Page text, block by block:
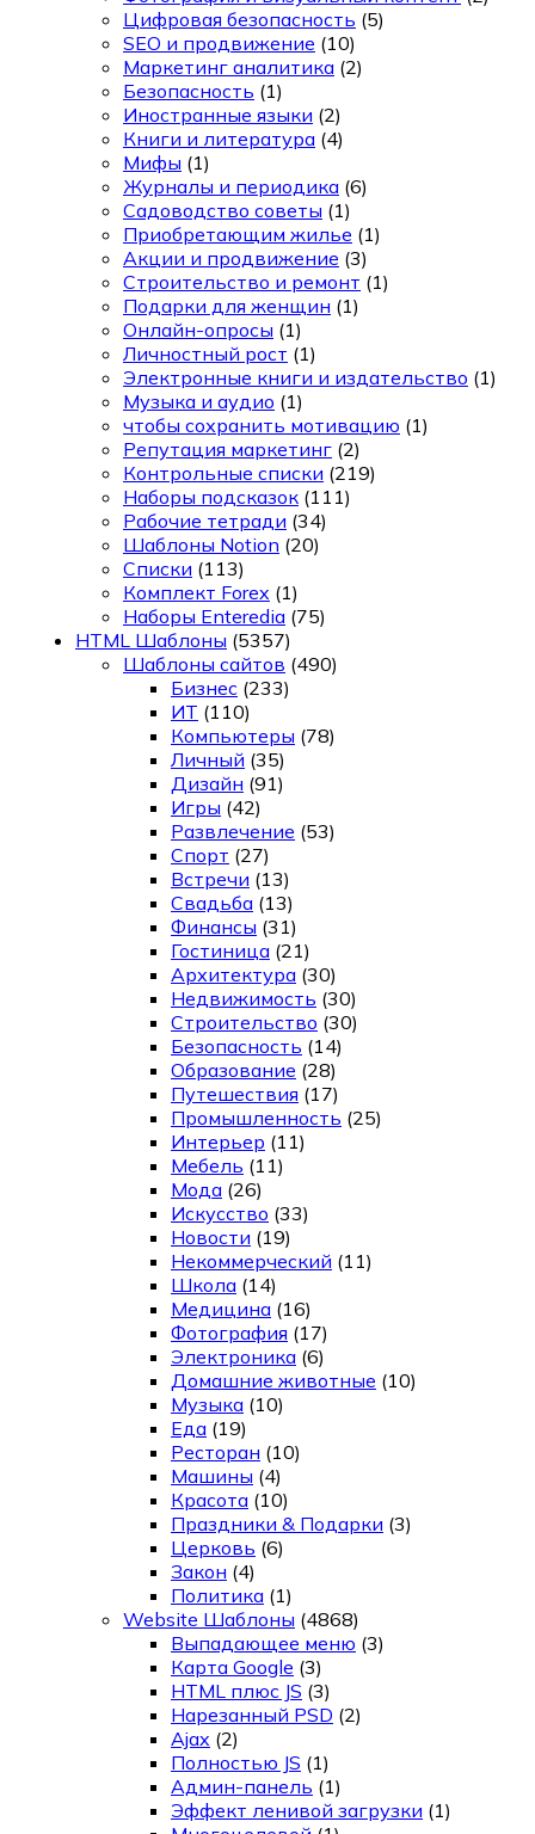
Цифровая безопасность (5)
SEO и продвижение (10)
Маркетинг аналитика (2)
Безопасность (1)
Иностранные языки (2)
Книги и литература (4)
Мифы (1)
Журналы и периодика (6)
Садоводство советы (1)
Приобретающим жилье (1)
Акции и продвижение (3)
Строительство и ремонт (1)
Подарки для женщин (1)
Онлайн-опросы (1)
Личностный рост (1)
Электронные книги и издательство (1)
Музыка и аудио (1)
чтобы сохранить мотивацию (1)
Репутация маркетинг (2)
Контрольные списки (219)
Наборы подсказок (111)
Рабочие тетради (34)
Шаблоны Notion (20)
Списки (113)
Комплект Forex (1)
Наборы Enteredia (75)
HTML Шаблоны (5357)
Шаблоны сайтов (490)
Бизнес (233)
ИТ (110)
Компьютеры (78)
Личный (35)
Дизайн (91)
Игры (42)
Развлечение (53)
Спорт (27)
Встречи (13)
Свадьба (13)
Финансы (31)
Гостиница (21)
Архитектура (30)
Недвижимость (30)
Строительство (30)
Безопасность (14)
Образование (28)
Путешествия (17)
Промышленность (25)
Интерьер (11)
Мебель (11)
Мода (26)
Искусство (33)
Новости (19)
Некоммерческий (11)
Школа (14)
Медицина (16)
Фотография (17)
Электроника (6)
Домашние животные (10)
Музыка (10)
Еда (19)
Ресторан (10)
Машины (4)
Красота (10)
Праздники & Подарки (3)
Церковь (6)
Закон (4)
Политика (1)
Website Шаблоны (4868)
Выпадающее меню (3)
Карта Google (3)
HTML плюс JS (3)
Нарезанный PSD (2)
Ajax (2)
Полностью JS (1)
Админ-панель (1)
Эффект ленивой загрузки (1)